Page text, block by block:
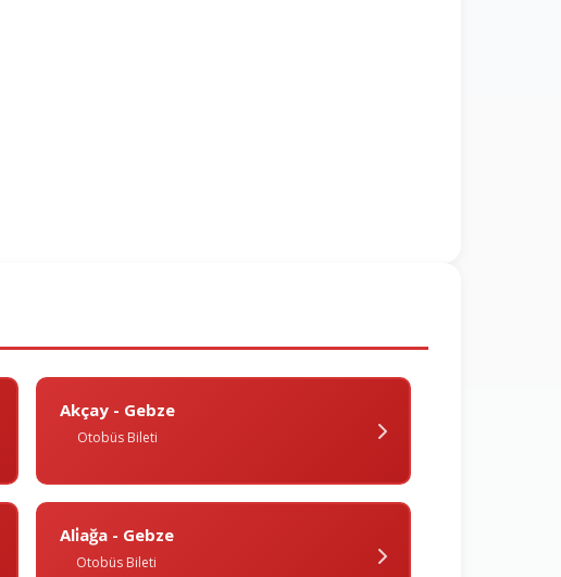
Akçay - Gebze
Otobüs Bileti
Ali̇ağa - Gebze
Otobüs Bileti